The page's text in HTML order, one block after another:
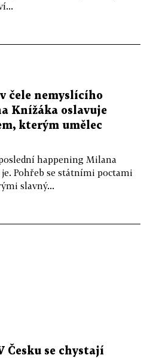
čele nemyslícího
Knížáka oslavuje
kterým umělec
happening Milana
Pohřeb se státními poctami
slavný...
Česku se chystají